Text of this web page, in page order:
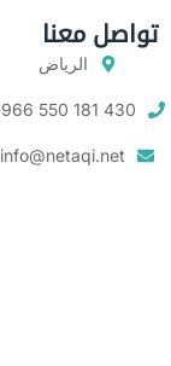
تواصل معنا
الرياض
430 181 550 966+
info@netaqi.net